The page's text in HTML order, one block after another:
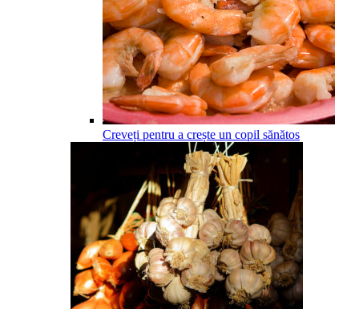
Creveți pentru a crește un copil sănătos